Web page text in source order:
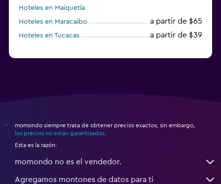
Hoteles en Maiquetía
Hoteles en Maracaibo
a partir de $65
Hoteles en Tucacas a partir de $39
*
momondo siempre trata de obtener precios exactos, sin embargo,
los precios no están garantizados
Esta es la razón:
momondo no es el vendedor.
Agregamos montones de datos para ti